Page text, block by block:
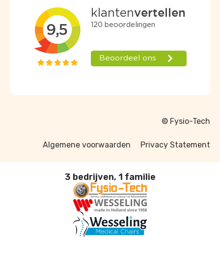
© Fysio-Tech
Algemene voorwaarden Privacy Statement
3 bedrijven, 1 familie